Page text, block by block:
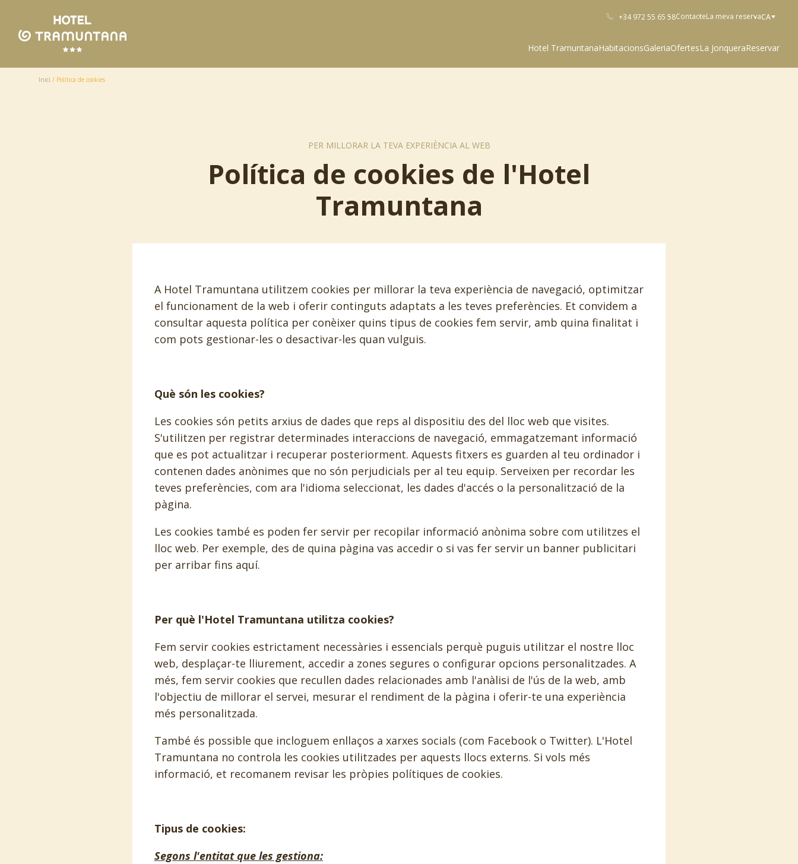
+34 972 55 65 58ContacteLa meva reservaCA
Hotel TramuntanaHabitacionsGaleriaOfertesLa JonqueraReservar
Inici / Política de cookies
PER MILLORAR LA TEVA EXPERIÈNCIA AL WEB
Política de cookies de l'Hotel
Tramuntana
A Hotel Tramuntana utilitzem cookies per millorar la teva experiència de navegació, optimitzar
el funcionament de la web i oferir continguts adaptats a les teves preferències. Et convidem a
consultar aquesta política per conèixer quins tipus de cookies fem servir, amb quina finalitat i
com pots gestionar-les o desactivar-les quan vulguis.
Què són les cookies?
Les cookies són petits arxius de dades que reps al dispositiu des del lloc web que visites.
S'utilitzen per registrar determinades interaccions de navegació, emmagatzemant informació
que es pot actualitzar i recuperar posteriorment. Aquests fitxers es guarden al teu ordinador i
contenen dades anònimes que no són perjudicials per al teu equip. Serveixen per recordar les
teves preferències, com ara l'idioma seleccionat, les dades d'accés o la personalització de la
pàgina.
Les cookies també es poden fer servir per recopilar informació anònima sobre com utilitzes el
lloc web. Per exemple, des de quina pàgina vas accedir o si vas fer servir un banner publicitari
per arribar fins aquí.
Per què l'Hotel Tramuntana utilitza cookies?
Fem servir cookies estrictament necessàries i essencials perquè puguis utilitzar el nostre lloc
web, desplaçar-te lliurement, accedir a zones segures o configurar opcions personalitzades. A
més, fem servir cookies que recullen dades relacionades amb l'anàlisi de l'ús de la web, amb
l'objectiu de millorar el servei, mesurar el rendiment de la pàgina i oferir-te una experiència
més personalitzada.
També és possible que incloguem enllaços a xarxes socials (com Facebook o Twitter). L'Hotel
Tramuntana no controla les cookies utilitzades per aquests llocs externs. Si vols més
informació, et recomanem revisar les pròpies polítiques de cookies.
Tipus de cookies:
Segons l'entitat que les gestiona: